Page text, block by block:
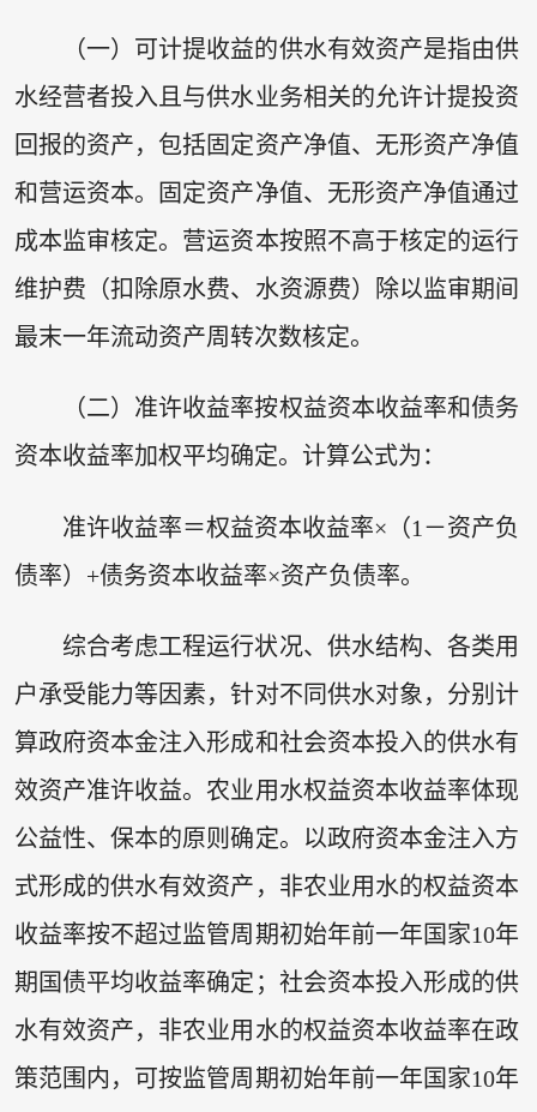
（一）可计提收益的供水有效资产是指由供
水经营者投入且与供水业务相关的允许计提投资
回报的资产，包括固定资产净值、无形资产净值
和营运资本。固定资产净值、无形资产净值通过
成本监审核定。营运资本按照不高于核定的运行
维护费（扣除原水费、水资源费）除以监审期间
最末一年流动资产周转次数核定。
（二）准许收益率按权益资本收益率和债务
资本收益率加权平均确定。计算公式为：
准许收益率＝权益资本收益率×（1－资产负
债率）+债务资本收益率×资产负债率。
综合考虑工程运行状况、供水结构、各类用
户承受能力等因素，针对不同供水对象，分别计
算政府资本金注入形成和社会资本投入的供水有
效资产准许收益。农业用水权益资本收益率体现
公益性、保本的原则确定。以政府资本金注入方
式形成的供水有效资产，非农业用水的权益资本
收益率按不超过监管周期初始年前一年国家10年
期国债平均收益率确定；社会资本投入形成的供
水有效资产，非农业用水的权益资本收益率在政
策范围内，可按监管周期初始年前一年国家10年